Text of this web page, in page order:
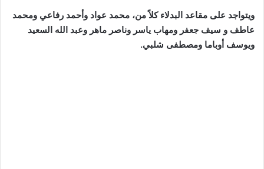
ويتواجد على مقاعد البدلاء كلاً من، محمد عواد وأحمد رفاعي ومحمد
عاطف و سيف جعفر ومهاب ياسر وناصر ماهر وعبد الله السعيد
ويوسف أوباما ومصطفى شلبي.